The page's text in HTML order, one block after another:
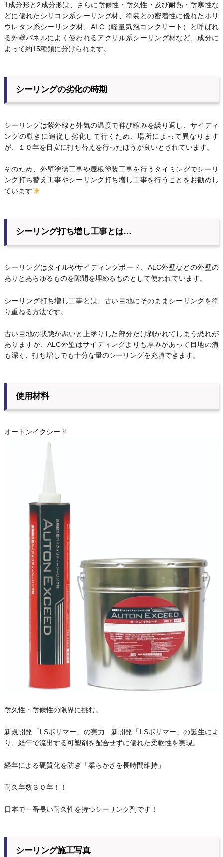
1成分形と2成分形は、さらに耐候性・耐久性・及び耐熱・耐寒性な
どに優れたシリコン系シーリング材、塗装との密着性に優れたポリ
ウレタン系シーリング材、ALC（軽量気泡コンクリート）と呼ばれ
る外壁パネルによく使われるアクリル系シーリング材など、成分に
よって約15種類に分けられます。
シーリングの劣化の時期
シーリングは紫外線と外気の温度で伸び縮みを繰り返し、サイディ
ングの動きに追従し劣化して行くため、場所によって異なります
が、１０年を目安に打ち替えを行ったほうが良いとされています。
そのため、外壁塗装工事や屋根塗装工事を行うタイミングでシーリ
ング打ち替え工事やシーリング打ち増し工事を行うことをお勧めし
ています
シーリング打ち増し工事とは…
シーリングはタイルやサイディングボード、ALC外壁などの外壁の
ありとあらゆるものを隙間を埋めるものとして使われています。
シーリング打ち増し工事とは、古い目地にそのままシーリングを塗
り重ねる方法です。
古い目地の状態が悪いと上塗りした部分だけ剥がれてしまう恐れが
ありますが、ALC外壁はサイディングよりも厚みがあって目地の溝
も深く、打ち増しでも十分な量のシーリングを充填できます。
使用材料
オートンイクシード
耐久性・耐候性の限界に挑む。
新規開発「LSポリマー」の実力 新開発「LSポリマー」の誕生によ
り、経年で流出する可塑剤を配合せずに優れた柔軟性を実現。
経年による硬質化を防ぎ「柔らかさを長時間維持」
耐久年数３０年！！
日本で一番長い耐久性を持つシーリング剤です！
シーリング施工写真